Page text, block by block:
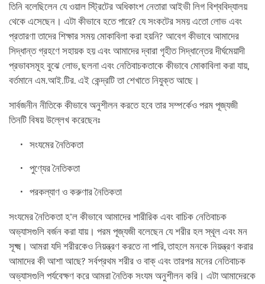
তিনি বলেছিলেন যে ওয়াল স্ট্রিটের অধিকাংশ নেতারা আইভী লিগ বিশ্ববিদ্যালয়
থেকে এসেছেন। এটা কীভাবে হতে পারে? যে সংকটের সময় এতো লোভ এবং
প্রতারণা তাদের শিক্ষার সময় মোকাবিলা করা হয়নি? আবেগ কীভাবে আমাদের
সিদ্ধান্ত গ্রহণে সহায়ক হয় এবং আমাদের দ্বারা গৃহীত সিদ্ধান্তের দীর্ঘমেয়াদী
প্রভাবসমূহ বুঝে লোভ, ছলনা এবং নেতিবাচকতাকে কীভাবে মোকাবিলা করা যায়,
বর্তমানে এম.আই.টির. এই কেন্দ্রটি তা শেখাতে নিযুক্ত আছে।
সার্বজনীন নীতিকে কীভাবে অনুশীলন করতে হবে তার সম্পর্কেও পরম পূজ্যজী
তিনটি বিষয় উল্লেখ করেছেনঃ
সংযমের নৈতিকতা
পুণ্যের নৈতিকতা
পরকল্যাণ ও করুণার নৈতিকতা
সংযমের নৈতিকতা হ’ল কীভাবে আমাদের শারীরিক এবং বাচিক নেতিবাচক
অভ্যাসগুলি বর্জন করা যায়। পরম পূজ্যজী বলেছেন যে শরীর হল স্থূল এবং মন
সূক্ষ্ম। আমরা যদি শরীরকেও নিয়ন্ত্রণ করতে না পারি, তাহলে মনকে নিয়ন্ত্রণ করার
আমাদের কী আশা আছে? সর্বপ্রথম শরীর ও বাক্‌ এবং তারপর মনের নেতিবাচক
অভ্যাসগুলি পর্যবেক্ষণ করে আমরা নৈতিক সংযম অনুশীলন করি। এটা আমাদেরকে